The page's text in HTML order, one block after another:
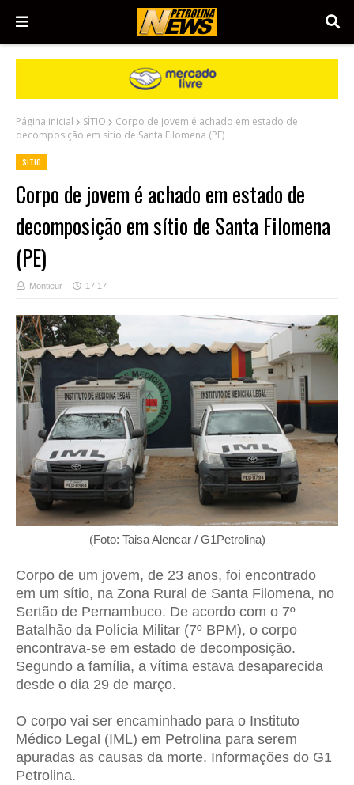
Página inicial SÍTIO
Corpo de jovem é achado em estado de
decomposição em sítio de Santa Filomena (PE)
SÍTIO
Corpo de jovem é achado em estado de
decomposição em sítio de Santa Filomena
(PE)
Montieur 17:17
(Foto: Taisa Alencar / G1Petrolina)
Corpo de um jovem, de 23 anos, foi encontrado
em um sítio, na Zona Rural de Santa Filomena, no
Sertão de Pernambuco. De acordo com o 7º
Batalhão da Polícia Militar (7º BPM), o corpo
encontrava-se em estado de decomposição.
Segundo a família, a vítima estava desaparecida
desde o dia 29 de março.
O corpo vai ser encaminhado para o Instituto
Médico Legal (IML) em Petrolina para serem
apuradas as causas da morte. Informações do G1
Petrolina.